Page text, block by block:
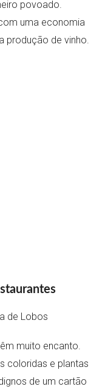
povoado.
uma economia
produção de vinho.
muito encanto.
coloridas e plantas
de um cartão